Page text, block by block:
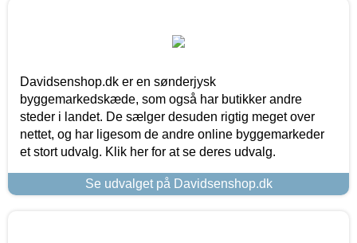
Davidsenshop.dk er en sønderjysk
byggemarkedskæde, som også har butikker andre
steder i landet. De sælger desuden rigtig meget over
nettet, og har ligesom de andre online byggemarkeder
et stort udvalg. Klik her for at se deres udvalg.
Se udvalget på Davidsenshop.dk